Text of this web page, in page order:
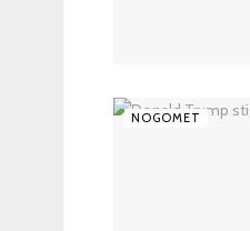
NOGOMET